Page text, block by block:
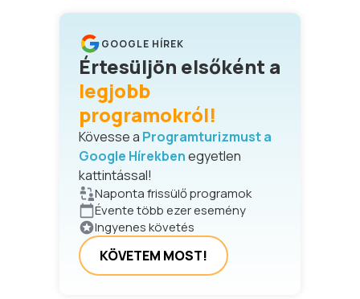
GOOGLE HÍREK
Értesüljön elsőként a
legjobb
programokról!
Kövesse a Programturizmust a
Google Hírekbenegyetlen
kattintással!
Naponta frissülő programok
Évente több ezer esemény
Ingyenes követés
KÖVETEM MOST!